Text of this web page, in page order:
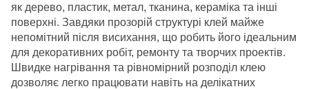
як дерево, пластик, метал, тканина, кераміка та інші
поверхні. Завдяки прозорій структурі клей майже
непомітний після висихання, що робить його ідеальним
для декоративних робіт, ремонту та творчих проектів.
Швидке нагрівання та рівномірний розподіл клею
дозволяє легко працювати навіть на делікатних